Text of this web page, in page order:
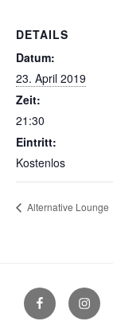
DETAILS
Datum:
23. April 2019
Zeit:
21:30
Eintritt:
Kostenlos
Alternative Lounge
Facebook